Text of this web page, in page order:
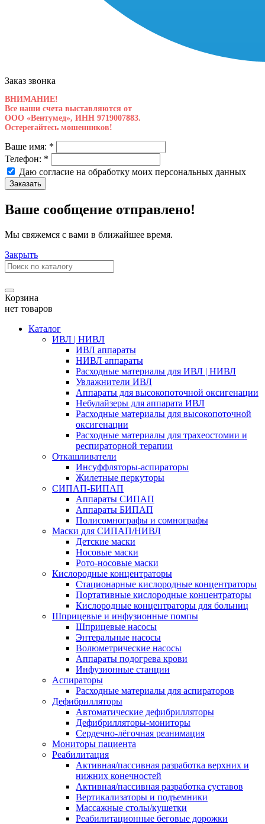
Заказ звонка
ВНИМАНИЕ!
Все наши счета выставляются от
ООО «Вентумед», ИНН 9719007883.
Остерегайтесь мошенников!
Ваше имя: *
Телефон: *
Даю согласие на обработку моих персональных данных
Заказать
Ваше сообщение отправлено!
Мы свяжемся с вами в ближайшее время.
Закрыть
Корзина
нет товаров
Каталог
ИВЛ | НИВЛ
ИВЛ аппараты
НИВЛ аппараты
Расходные материалы для ИВЛ | НИВЛ
Увлажнители ИВЛ
Аппараты для высокопоточной оксигенации
Небулайзеры для аппарата ИВЛ
Расходные материалы для высокопоточной
оксигенации
Расходные материалы для трахеостомии и
респираторной терапии
Откашливатели
Инсуффляторы-аспираторы
Жилетные перкуторы
CИПАП-БИПАП
Аппараты СИПАП
Аппараты БИПАП
Полисомнографы и сомнографы
Маски для СИПАП/НИВЛ
Детские маски
Носовые маски
Рото-носовые маски
Кислородные концентраторы
Стационарные кислородные концентраторы
Портативные кислородные концентраторы
Кислородные концентраторы для больниц
Шприцевые и инфузионные помпы
Шприцевые насосы
Энтеральные насосы
Волюметрические насосы
Аппараты подогрева крови
Инфузионные станции
Аспираторы
Расходные материалы для аспираторов
Дефибрилляторы
Автоматические дефибрилляторы
Дефибрилляторы-мониторы
Сердечно-лёгочная реанимация
Мониторы пациента
Реабилитация
Активная/пассивная разработка верхних и
нижних конечностей
Активная/пассивная разработка суставов
Вертикализаторы и подъемники
Массажные столы/кушетки
Реабилитационные беговые дорожки